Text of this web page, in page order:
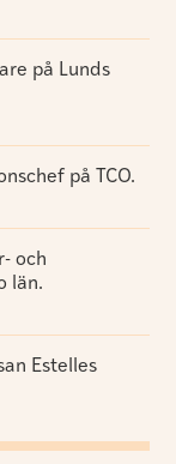
på Lunds
på TCO.
och
län.
Estelles